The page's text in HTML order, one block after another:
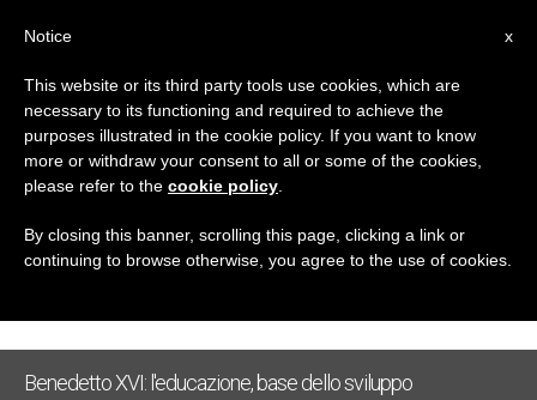
GIORNO
Maggio 29th, 2008
ULTIME NOTIZIE
Benedetto XVI: l'educazione, base dello sviluppo
x
Notice
This website or its third party tools use cookies, which are
necessary to its functioning and required to achieve the
purposes illustrated in the cookie policy. If you want to know
more or withdraw your consent to all or some of the cookies,
please refer to the cookie policy
By closing this banner, scrolling this page, clicking a link or
continuing to browse otherwise, you agree to the use of cookies.